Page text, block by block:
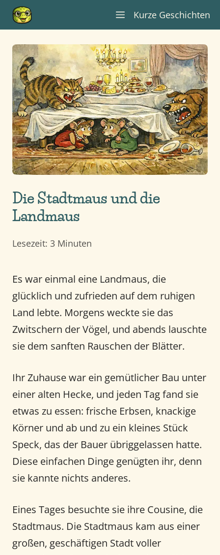
Zum
Inhalt
springen
Kurze Geschichten
Die Stadtmaus und die
Landmaus
Lesezeit: 3 Minuten
Es war einmal eine Landmaus, die
glücklich und zufrieden auf dem ruhigen
Land lebte. Morgens weckte sie das
Zwitschern der Vögel, und abends lauschte
sie dem sanften Rauschen der Blätter.
Ihr Zuhause war ein gemütlicher Bau unter
einer alten Hecke, und jeden Tag fand sie
etwas zu essen: frische Erbsen, knackige
Körner und ab und zu ein kleines Stück
Speck, das der Bauer übriggelassen hatte.
Diese einfachen Dinge genügten ihr, denn
sie kannte nichts anderes.
Eines Tages besuchte sie ihre Cousine, die
Stadtmaus. Die Stadtmaus kam aus einer
großen, geschäftigen Stadt voller